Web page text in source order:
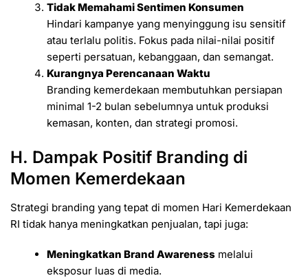
Tidak Memahami Sentimen Konsumen
Hindari kampanye yang menyinggung isu sensitif
atau terlalu politis. Fokus pada nilai-nilai positif
seperti persatuan, kebanggaan, dan semangat.
Kurangnya Perencanaan Waktu
Branding kemerdekaan membutuhkan persiapan
minimal 1-2 bulan sebelumnya untuk produksi
kemasan, konten, dan strategi promosi.
H. Dampak Positif Branding di
Momen Kemerdekaan
Strategi branding yang tepat di momen Hari Kemerdekaan
RI tidak hanya meningkatkan penjualan, tapi juga:
Meningkatkan Brand Awareness melalui
eksposur luas di media.